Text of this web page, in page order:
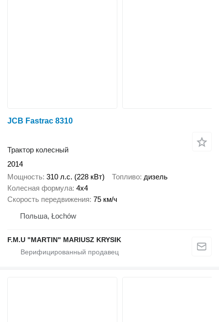
JCB Fastrac 8310
Трактор колесный
2014
Мощность 310 л.с. (228 кВт) Топливо дизель
Колесная формула 4x4
Скорость передвижения 75 км/ч
Польша, Łochów
F.M.U "MARTIN" MARIUSZ KRYSIK